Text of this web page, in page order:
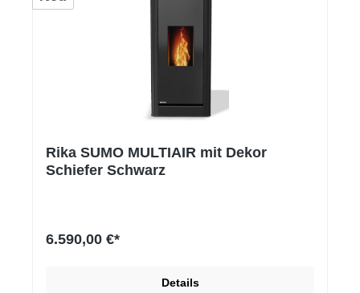
Rika SUMO MULTIAIR mit Dekor
Schiefer Schwarz
6.590,00 €*
Details